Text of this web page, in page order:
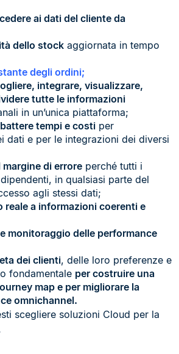
ai dati del cliente da
dello stock aggiornata in tempo
degli ordini;
integrare, visualizzare,
tutte le informazioni
in un’unica piattaforma;
tempi e costi per
dati e per le integrazioni dei diversi
di errore perché tutti i
in qualsiasi parte del
agli stessi dati;
reale a informazioni coerenti e
monitoraggio delle performance
dei clienti, delle loro preferenze e
fondamentale per costruire una
map e per migliorare la
omnichannel.
scegliere soluzioni Cloud per la